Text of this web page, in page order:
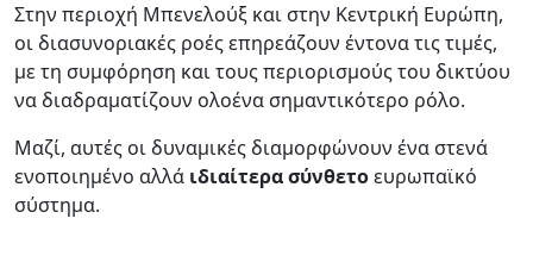
Στην περιοχή Μπενελούξ και στην Κεντρική Ευρώπη,
οι διασυνοριακές ροές επηρεάζουν έντονα τις τιμές,
με τη συμφόρηση και τους περιορισμούς του δικτύου
να διαδραματίζουν ολοένα σημαντικότερο ρόλο.
Μαζί, αυτές οι δυναμικές διαμορφώνουν ένα στενά
ενοποιημένο αλλά ιδιαίτερα σύνθετοευρωπαϊκό
σύστημα.